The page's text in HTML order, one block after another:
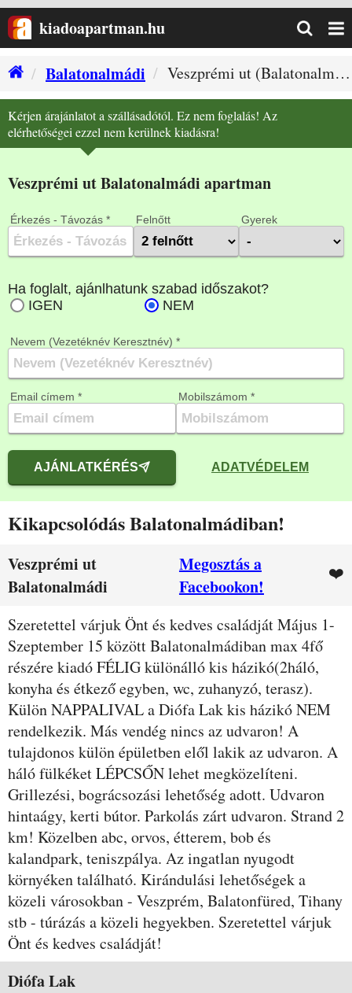
kiadoapartman.hu
Balatonalmádi
Veszprémi ut (Balatonalmádi szállás)
Kérjen árajánlatot a szállásadótól. Ez nem foglalás! Az
elérhetőségei ezzel nem kerülnek kiadásra!
Veszprémi ut Balatonalmádi apartman
Érkezés - Távozás * Felnőtt Gyerek
Nevem (Vezetéknév Keresztnév) *
Email címem * Mobilszámom *
AJÁNLATKÉRÉS ADATVÉDELEM
Kikapcsolódás Balatonalmádiban!
Veszprémi ut
Balatonalmádi
Megosztás a
Facebookon!
❤️
Leírás
Szeretettel várjuk Önt és kedves családját Május 1-
Szeptember 15 között Balatonalmádiban max 4fő
részére kiadó FÉLIG különálló kis házikó(2háló,
konyha és étkező egyben, wc, zuhanyzó, terasz).
Külön NAPPALIVAL a Diófa Lak kis házikó NEM
rendelkezik. Más vendég nincs az udvaron! A
tulajdonos külön épületben elől lakik az udvaron. A
háló fülkéket LÉPCSŐN lehet megközelíteni.
Grillezési, bográcsozási lehetőség adott. Udvaron
hintaágy, kerti bútor. Parkolás zárt udvaron. Strand 2
km! Közelben abc, orvos, étterem, bob és
kalandpark, teniszpálya. Az ingatlan nyugodt
környéken található. Kirándulási lehetőségek a
közeli városokban - Veszprém, Balatonfüred, Tihany
stb - túrázás a közeli hegyekben. Szeretettel várjuk
Önt és kedves családját!
Szobák és árak
Diófa Lak